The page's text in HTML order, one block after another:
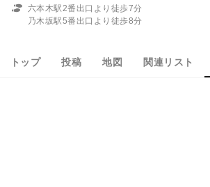
六本木駅2番出口より徒歩7分
乃木坂駅5番出口より徒歩8分
トップ 投稿 地図 関連リスト